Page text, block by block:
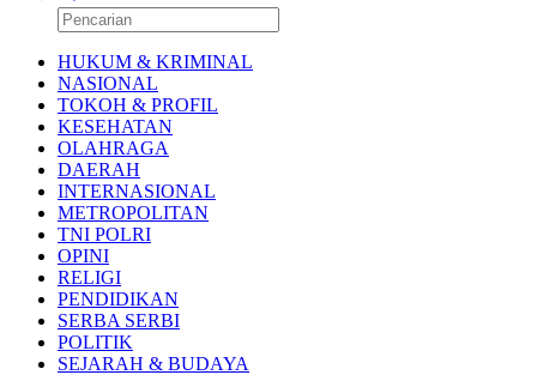
HUKUM & KRIMINAL
NASIONAL
TOKOH & PROFIL
KESEHATAN
OLAHRAGA
DAERAH
INTERNASIONAL
METROPOLITAN
TNI POLRI
OPINI
RELIGI
PENDIDIKAN
SERBA SERBI
POLITIK
SEJARAH & BUDAYA